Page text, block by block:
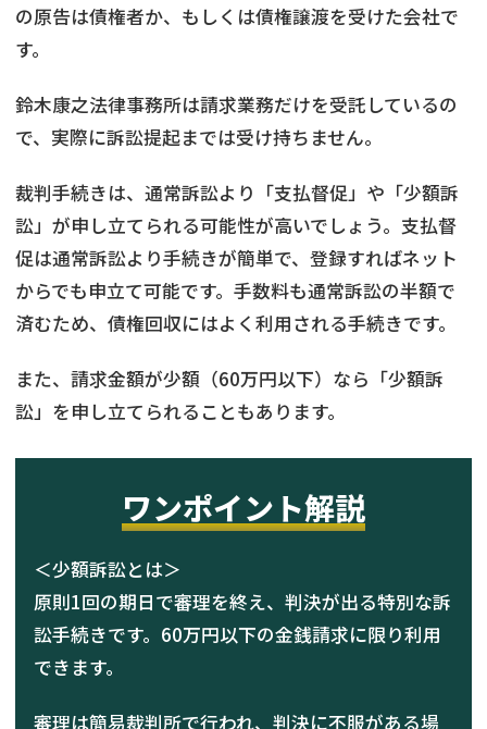
の原告は債権者か、もしくは債権譲渡を受けた会社で
す。
鈴木康之法律事務所は請求業務だけを受託しているの
で、実際に訴訟提起までは受け持ちません。
裁判手続きは、通常訴訟より「支払督促」や「少額訴
訟」が申し立てられる可能性が高いでしょう。支払督
促は通常訴訟より手続きが簡単で、登録すればネット
からでも申立て可能です。手数料も通常訴訟の半額で
済むため、債権回収にはよく利用される手続きです。
また、請求金額が少額（60万円以下）なら「少額訴
訟」を申し立てられることもあります。
ワンポイント解説
＜少額訴訟とは＞
原則1回の期日で審理を終え、判決が出る特別な訴
訟手続きです。60万円以下の金銭請求に限り利用
できます。
審理は簡易裁判所で行われ、判決に不服がある場